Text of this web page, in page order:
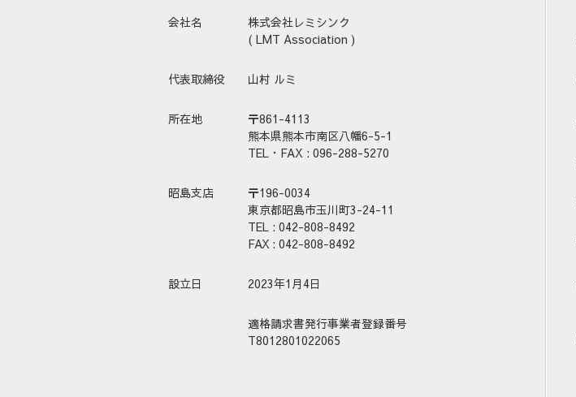
会社名
株式会社レミシンク
( LMT Association )
代表取締役 山村 ルミ
所在地
〒861-4113
熊本県熊本市南区八幡6-5-1
TEL・FAX : 096-288-5270
昭島支店
〒196-0034
東京都昭島市玉川町3-24-11
TEL : 042-808-8492
FAX : 042-808-8492
設立日 2023年1月4日
適格請求書発行事業者登録番号
T8012801022065